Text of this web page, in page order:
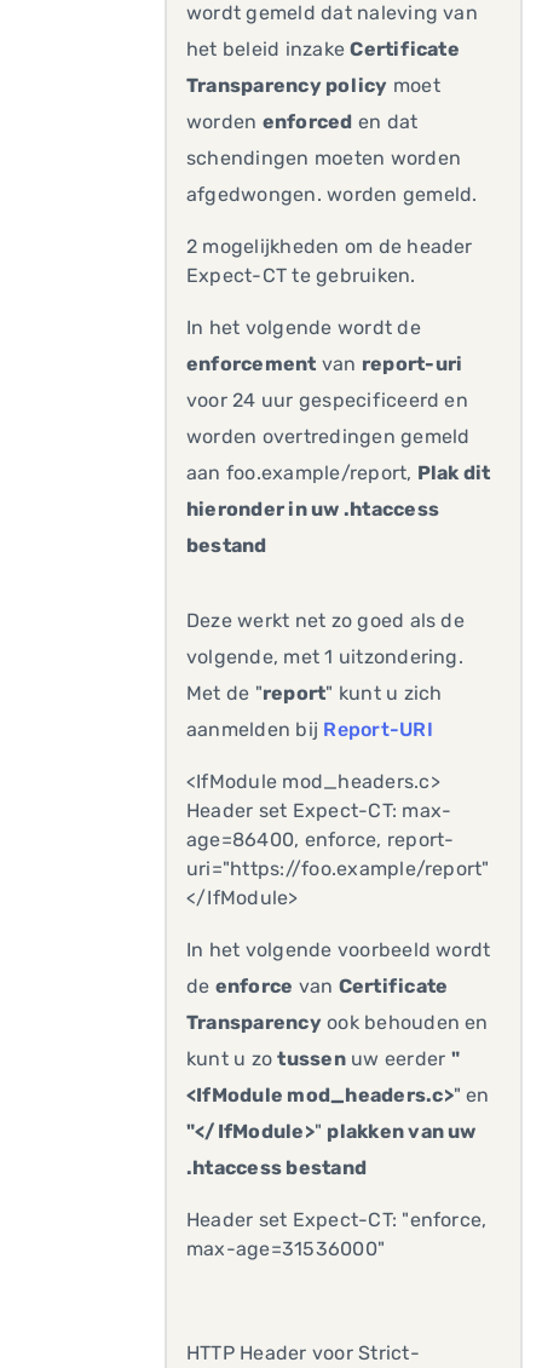
wordt gemeld dat naleving van
het beleid inzakeCertificate
Transparency policy moet
worden enforced en dat
schendingen moeten worden
afgedwongen. worden gemeld.
2 mogelijkheden om de header
Expect-CT te gebruiken.
In het volgende wordt de
enforcement van report-uri
voor 24 uur gespecificeerd en
worden overtredingen gemeld
aan foo.example/report, Plak dit
hieronder in uw .htaccess
bestand
Deze werkt net zo goed als de
volgende, met 1 uitzondering.
Met de "report" kunt u zich
aanmelden bij Report-URI
<IfModule mod_headers.c>
Header set Expect-CT: max-
age=86400, enforce, report-
uri="https://foo.example/report"
</IfModule>
In het volgende voorbeeld wordt
de enforce van Certificate
Transparencyook behouden en
kunt u zotussenuw eerder "
<IfModule mod_headers.c>" en
"</IfModule>" plakken van uw
.htaccess bestand
Header set Expect-CT: "enforce,
max-age=31536000"
HTTP Header voor Strict-